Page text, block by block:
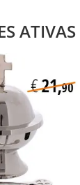
ATIVAS